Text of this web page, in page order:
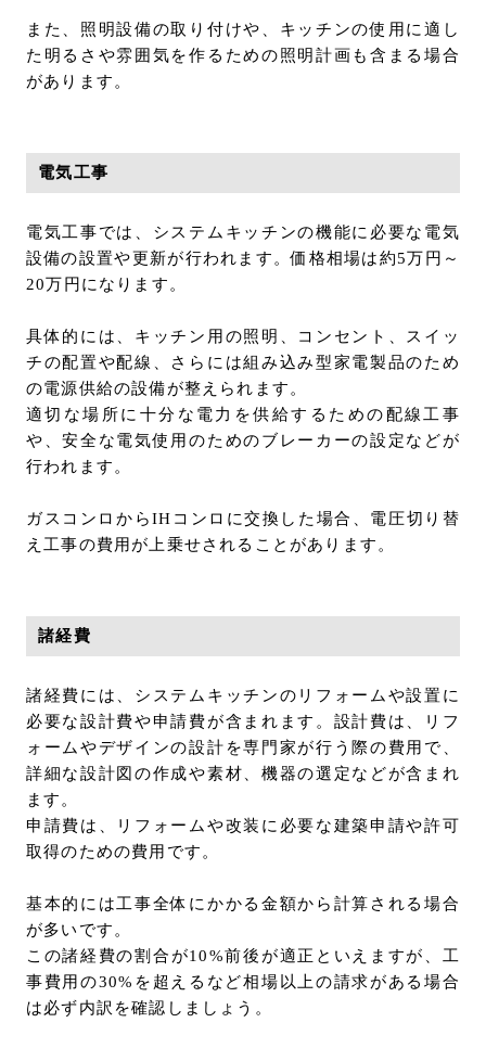
また、照明設備の取り付けや、キッチンの使用に適し
た明るさや雰囲気を作るための照明計画も含まる場合
があります。
電気工事
電気工事では、システムキッチンの機能に必要な電気
設備の設置や更新が行われます。価格相場は約5万円～
20万円になります。
具体的には、キッチン用の照明、コンセント、スイッ
チの配置や配線、さらには組み込み型家電製品のため
の電源供給の設備が整えられます。
適切な場所に十分な電力を供給するための配線工事
や、安全な電気使用のためのブレーカーの設定などが
行われます。
ガスコンロからIHコンロに交換した場合、電圧切り替
え工事の費用が上乗せされることがあります。
諸経費
諸経費には、システムキッチンのリフォームや設置に
必要な設計費や申請費が含まれます。設計費は、リフ
ォームやデザインの設計を専門家が行う際の費用で、
詳細な設計図の作成や素材、機器の選定などが含まれ
ます。
申請費は、リフォームや改装に必要な建築申請や許可
取得のための費用です。
基本的には工事全体にかかる金額から計算される場合
が多いです。
この諸経費の割合が10%前後が適正といえますが、工
事費用の30%を超えるなど相場以上の請求がある場合
は必ず内訳を確認しましょう。